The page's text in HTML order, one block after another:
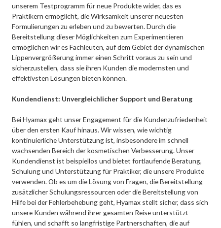
unserem Testprogramm für neue Produkte wider, das es
Praktikern ermöglicht, die Wirksamkeit unserer neuesten
Formulierungen zu erleben und zu bewerten. Durch die
Bereitstellung dieser Möglichkeiten zum Experimentieren
ermöglichen wir es Fachleuten, auf dem Gebiet der dynamischen
Lippenvergrößerung immer einen Schritt voraus zu sein und
sicherzustellen, dass sie ihren Kunden die modernsten und
effektivsten Lösungen bieten können.
Kundendienst: Unvergleichlicher Support und Beratung
Bei Hyamax geht unser Engagement für die Kundenzufriedenheit
über den ersten Kauf hinaus. Wir wissen, wie wichtig
kontinuierliche Unterstützung ist, insbesondere im schnell
wachsenden Bereich der kosmetischen Verbesserung. Unser
Kundendienst ist beispiellos und bietet fortlaufende Beratung,
Schulung und Unterstützung für Praktiker, die unsere Produkte
verwenden. Ob es um die Lösung von Fragen, die Bereitstellung
zusätzlicher Schulungsressourcen oder die Bereitstellung von
Hilfe bei der Fehlerbehebung geht, Hyamax stellt sicher, dass sich
unsere Kunden während ihrer gesamten Reise unterstützt
fühlen, und schafft so langfristige Partnerschaften, die auf